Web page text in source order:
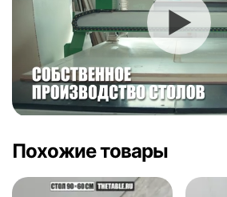
Похожие товары